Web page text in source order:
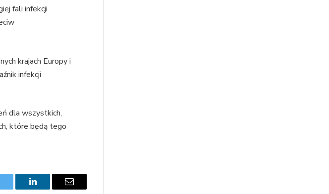
fali infekcji
krajach Europy i
infekcji
dla wszystkich,
które będą tego
LinkedIn Email